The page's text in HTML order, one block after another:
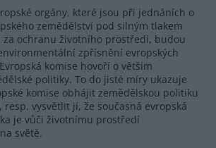
orgány, které jsou při jednáních o
zemědělství pod silným tlakem
ochranu životního prostředí, budou
zpřísnění evropských
komise hovoří o větším
politiky. To do jisté míry ukazuje
komise obhájit zemědělskou politiku
vysvětlit jí, že současná evropská
je vůči životnímu prostředí
světě.